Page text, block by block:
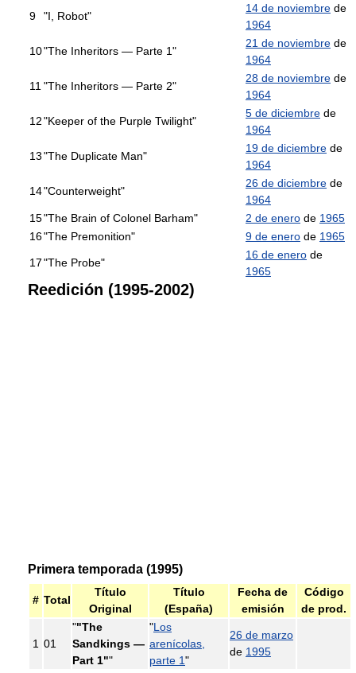
9 "I, Robot"
14 de noviembre de
1964
10"The Inheritors — Parte 1"
21 de noviembre de
1964
11 "The Inheritors — Parte 2"
28 de noviembre de
1964
12"Keeper of the Purple Twilight"
5 de diciembre de
1964
13"The Duplicate Man"
19 de diciembre de
1964
14"Counterweight"
26 de diciembre de
1964
15"The Brain of Colonel Barham" 2 de enero de 1965
16"The Premonition" 9 de enero de 1965
17"The Probe"
16 de enero de
1965
Reedición (1995-2002)
Primera temporada (1995)
# Total
Título
Original
Título
(España)
Fecha de
emisión
Código
de prod.
1 01
""The
Sandkings —
Part 1""
"Los
arenícolas,
parte 1"
26 de marzo
de 1995